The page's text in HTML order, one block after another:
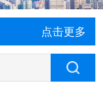
点击更多